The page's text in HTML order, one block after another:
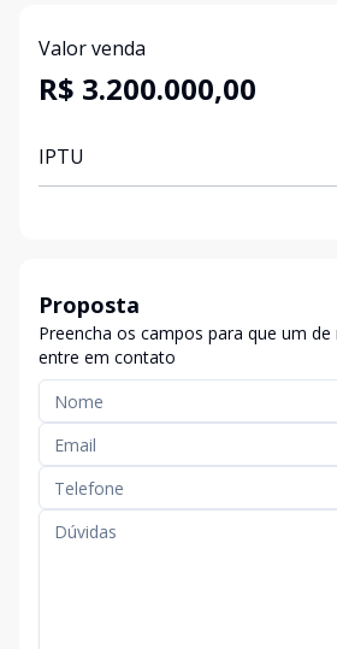
Valor venda
R$ 3.200.000,00
IPTU
Proposta
Preencha os campos para que um
entre em contato